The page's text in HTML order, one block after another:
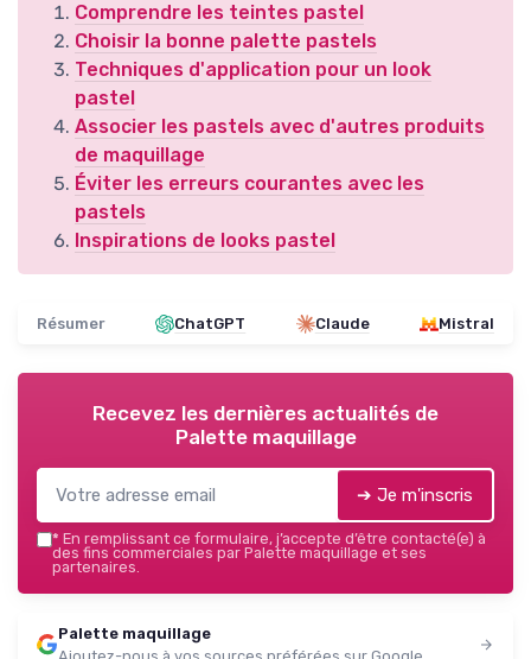
Comprendre les teintes pastel
Choisir la bonne palette pastels
Techniques d'application pour un look
pastel
Associer les pastels avec d'autres produits
de maquillage
Éviter les erreurs courantes avec les
pastels
Inspirations de looks pastel
Résumer ChatGPT Claude Mistral
Recevez les dernières actualités de
Palette maquillage
➔ Je m'inscris
* En remplissant ce formulaire, j’accepte d’être contacté(e) à
des fins commerciales par Palette maquillage et ses
partenaires.
Palette maquillage